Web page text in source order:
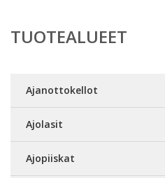
TUOTEALUEET
Ajanottokellot
Ajolasit
Ajopiiskat